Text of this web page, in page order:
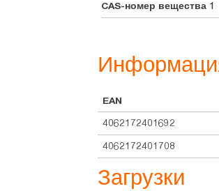
CAS-номер вещества 1
EAN
4062172401692
4062172401708
Загрузки